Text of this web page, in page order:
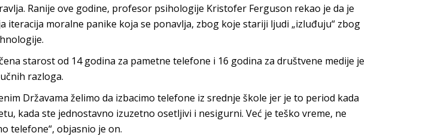
Ranije ove godine, profesor psihologije Kristofer Ferguson rekao je da je
iteracija moralne panike koja se ponavlja, zbog koje stariji ljudi „izluđuju“ zbog
starost od 14 godina za pametne telefone i 16 godina za društvene medije je
razloga.
Državama želimo da izbacimo telefone iz srednje škole jer je to period kada
kada ste jednostavno izuzetno osetljivi i nesigurni. Već je teško vreme, ne
telefone“, objasnio je on.